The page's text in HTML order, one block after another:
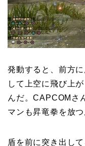
発動すると、前方
して上空に飛び上
んだ。CAPCOMさ
マンも昇竜拳を放つ
盾を前に突き出し